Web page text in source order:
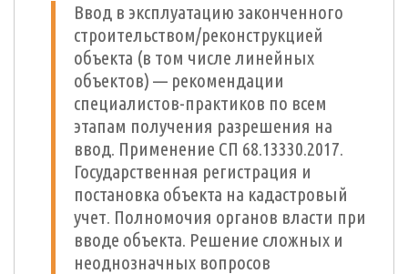
Ввод в эксплуатацию законченного
строительством/реконструкцией
объекта (в том числе линейных
объектов) — рекомендации
специалистов-практиков по всем
этапам получения разрешения на
ввод. Применение СП 68.13330.2017.
Государственная регистрация и
постановка объекта на кадастровый
учет. Полномочия органов власти при
вводе объекта. Решение сложных и
неоднозначных вопросов